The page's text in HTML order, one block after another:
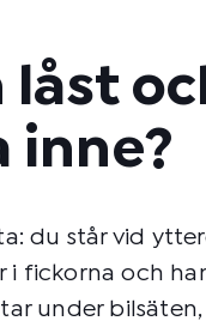
låst
inne?
du står vid
i fickorna och
under